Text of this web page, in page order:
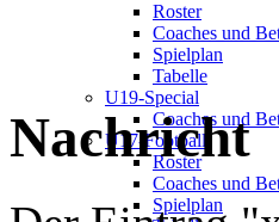
Roster
Coaches und
Spielplan
Tabelle
U19-Special
Coaches und
U17-Football
Roster
Coaches und
Spielplan
Nachricht